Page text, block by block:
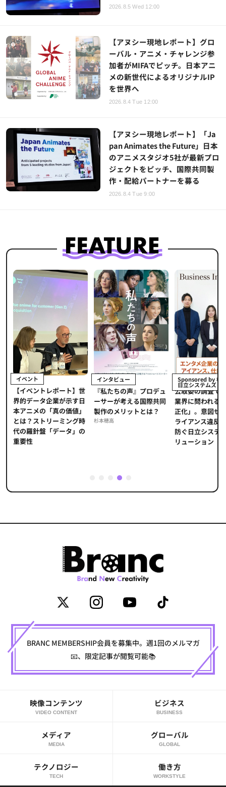
2026.8.5 Wed 12:00
【アヌシー現地レポート】グロ
ーバル・アニメ・チャレンジ参
加者がMIFAでピッチ。日本アニ
メの新世代によるオリジナルIP
を世界へ
2026.8.4 Tue 12:00
【アヌシー現地レポート】「Ja
pan Animates the Future」日本
のアニメスタジオ5社が最新プロ
ジェクトをピッチ、国際共同製
作・配給パートナーを募る
2026.8.4 Tue 9:00
インタビュー
『私たちの声』プロデュ
ーサーが考える国際共同
製作のメリットとは？
杉本穂高
Sponsored by 株式会社
日立システムズ
公​​取委の調査でエンタメ
業界に問われる「取引適
正化」。意図せぬコンプ
ライアンス違反を未然に
Sponsored by 公
法人 ユニジャパン
企画開発から海
で伴走支援。長
支援「Film
は、『ホウセン
外展開をどう加
のか
4
BRANC MEMBERSHIP会員を募集中。週1回のメルマガ
📧、限定記事が閲覧可能📚
映像コンテンツ
VIDEO CONTENT
ビジネス
BUSINESS
メディア
MEDIA
グローバル
GLOBAL
テクノロジー
TECH
働き方
WORKSTYLE